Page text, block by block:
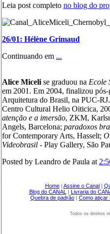
Leia post completo no blog do
26/01: Hélène Grimaud
Continuando em ...
Alice Miceli se graduou na Ecole
em 2001. Em 2004, finalizou
Arquitetura do Brasil, na PUC-
Centro Cultural Helio Oiticica,
atenção e a imersão, ZKM,
Angels, Barcelona; paradoxos
for Contemporary Arts, Hasselt;
Videobrasil - Play Gallery, São
Posted by Leandro de Paula at
Home| Assine o Canal|
Blog do CANAL
| Livraria do
Quebra de padrão | Como atiçar
Todos os direitos